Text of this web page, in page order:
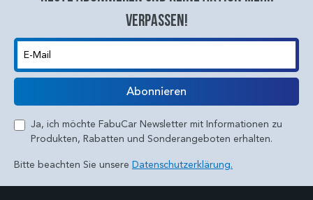
verpassen!
E-Mail
Abonnieren
Ja, ich möchte FabuCar Newsletter mit Informationen zu
Produkten, Rabatten und Sonderangeboten erhalten.
Bitte beachten Sie unsere Datenschutzerklärung.